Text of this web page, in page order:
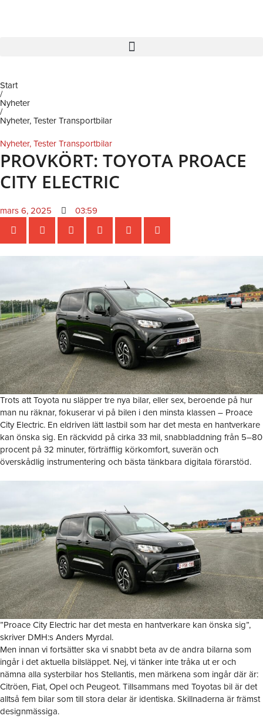
Start
/
Nyheter
/
Nyheter,Tester Transportbilar
Nyheter,Tester Transportbilar
PROVKÖRT: TOYOTA PROACE
CITY ELECTRIC
mars 6, 2025 03:59
Trots att Toyota nu släpper tre nya bilar, eller sex, beroende på hur
man nu räknar, fokuserar vi på bilen i den minsta klassen – Proace
City Electric. En eldriven lätt lastbil som har det mesta en hantverkare
kan önska sig. En räckvidd på cirka 33 mil, snabbladdning från 5–80
procent på 32 minuter, förträfflig körkomfort, suverän och
överskådlig instrumentering och bästa tänkbara digitala förarstöd.
”Proace City Electric har det mesta en hantverkare kan önska sig”,
skriver DMH:s Anders Myrdal.
Men innan vi fortsätter ska vi snabbt beta av de andra bilarna som
ingår i det aktuella bilsläppet. Nej, vi tänker inte tråka ut er och
nämna alla systerbilar hos Stellantis, men märkena som ingår där är:
Citröen, Fiat, Opel och Peugeot. Tillsammans med Toyotas bil är det
alltså fem bilar som till stora delar är identiska. Skillnaderna är främst
designmässiga.